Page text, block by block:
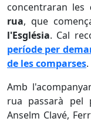
concentraran les
rua, que
l'Església. Cal
període per
de les comparses.
Amb
rua passarà pel
Anselm Clavé,